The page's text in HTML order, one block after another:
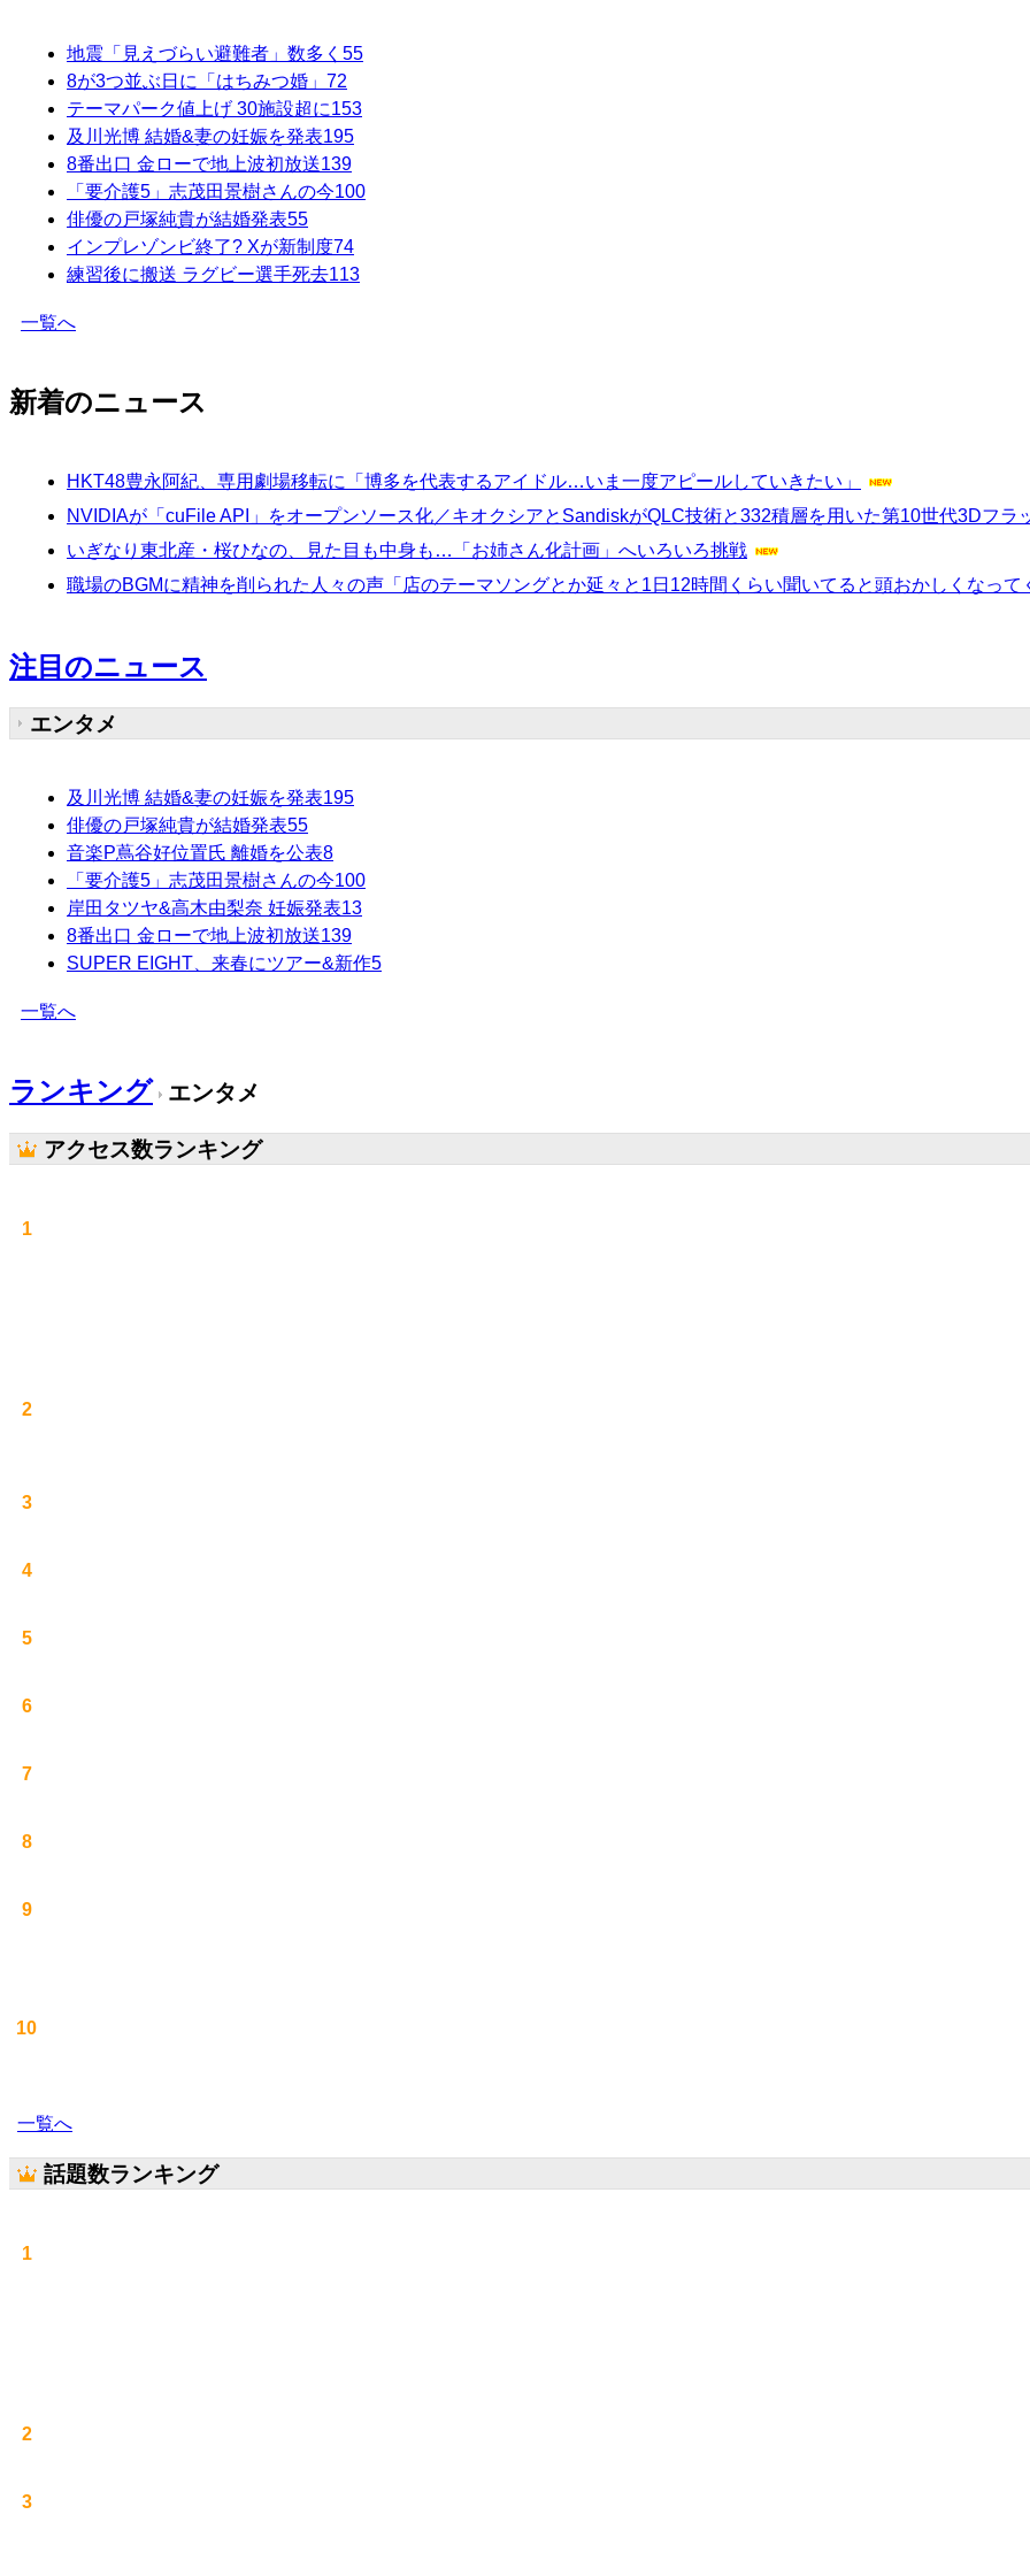
地震「見えづらい避難者」数多く 55
8が3つ並ぶ日に「はちみつ婚」 72
テーマパーク値上げ 30施設超に153
及川光博 結婚&妻の妊娠を発表195
8番出口 金ローで地上波初放送139
「要介護5」志茂田景樹さんの今100
俳優の戸塚純貴が結婚発表55
インプレゾンビ終了? Xが新制度74
練習後に搬送 ラグビー選手死去113
一覧へ
新着のニュース
HKT48豊永阿紀、専用劇場移転に「博多を代表するアイドル…いま一度アピールしていきたい」
NVIDIAが「cuFile API」をオープンソース化／キオクシアとSandiskがQLC技術と332積層を用いた第10世代3Dフラ
いぎなり東北産・桜ひなの、見た目も中身も…「お姉さん化計画」へいろいろ挑戦
職場のBGMに精神を削られた人々の声「店のテーマソングとか延々と1日12時間くらい聞いてると頭おかしくなって
注目のニュース
エンタメ
及川光博 結婚&妻の妊娠を発表195
俳優の戸塚純貴が結婚発表55
音楽P蔦谷好位置氏 離婚を公表8
「要介護5」志茂田景樹さんの今100
岸田タツヤ&高木由梨奈 妊娠発表13
8番出口 金ローで地上波初放送139
SUPER EIGHT、来春にツアー&新作5
一覧へ
ランキング エンタメ
アクセス数ランキング
1
2
3
4
5
6
7
8
9
10
一覧へ
話題数ランキング
1
2
3